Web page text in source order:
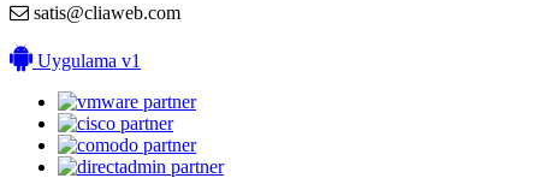
satis@cliaweb.com
Uygulama v1